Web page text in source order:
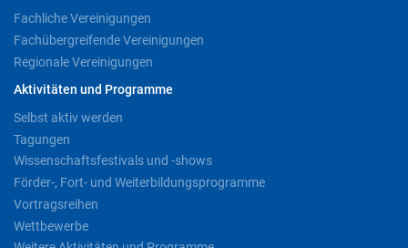
Fachliche Vereinigungen
Fachübergreifende Vereinigungen
Regionale Vereinigungen
Aktivitäten und Programme
Selbst aktiv werden
Tagungen
Wissenschaftsfestivals und -shows
Förder-, Fort- und Weiterbildungsprogramme
Vortragsreihen
Wettbewerbe